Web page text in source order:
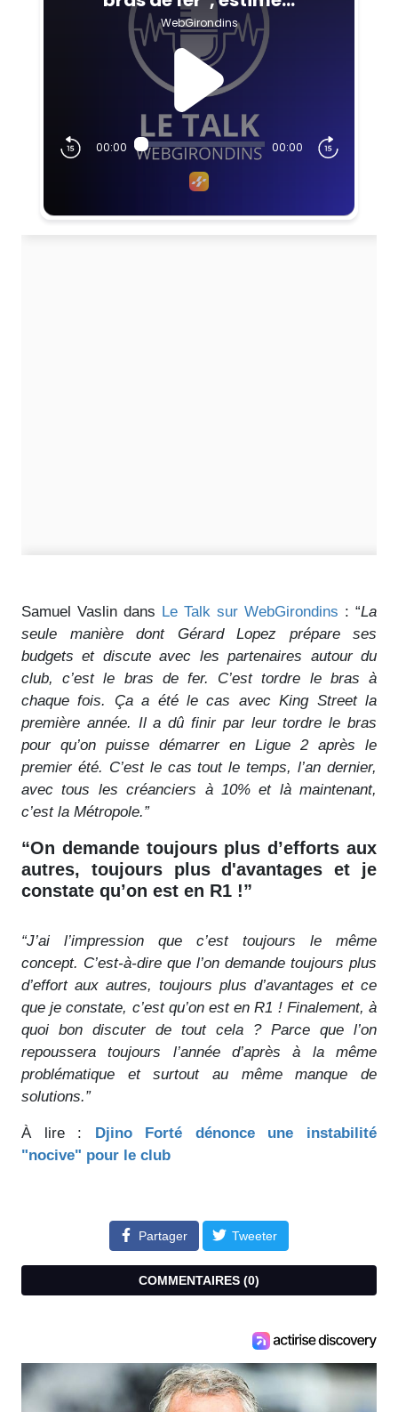
Samuel Vaslin dans Le Talk sur WebGirondins : “La
seule manière dont Gérard Lopez prépare ses
budgets et discute avec les partenaires autour du
club, c’est le bras de fer. C’est tordre le bras à
chaque fois. Ça a été le cas avec King Street la
première année. Il a dû finir par leur tordre le bras
pour qu’on puisse démarrer en Ligue 2 après le
premier été. C’est le cas tout le temps, l’an dernier,
avec tous les créanciers à 10% et là maintenant,
c’est la Métropole.”
“On demande toujours plus d’efforts aux
autres, toujours plus d'avantages et je
constate qu’on est en R1 !”
“J’ai l’impression que c’est toujours le même
concept. C’est-à-dire que l’on demande toujours plus
d’effort aux autres, toujours plus d’avantages et ce
que je constate, c’est qu’on est en R1 ! Finalement, à
quoi bon discuter de tout cela ? Parce que l’on
repoussera toujours l’année d’après à la même
problématique et surtout au même manque de
solutions.”
À lire : Djino Forté dénonce une instabilité
"nocive" pour le club
Partager Tweeter
COMMENTAIRES (0)